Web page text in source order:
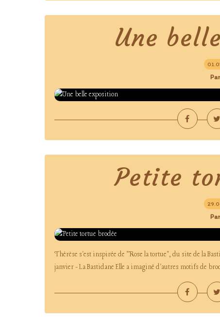
Une
Petite
Thérèse s'est inspirée de "Rose la tortue", du site de la
janvier - La Bastidane Elle a imaginé d'autres motifs de